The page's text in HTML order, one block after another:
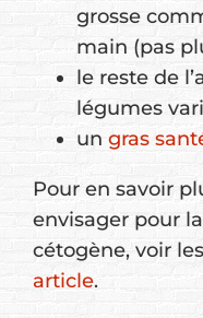
grosse
main (pas
le reste de
légumes
un gras
Pour en savoir
envisager pour
cétogène, voir
article.